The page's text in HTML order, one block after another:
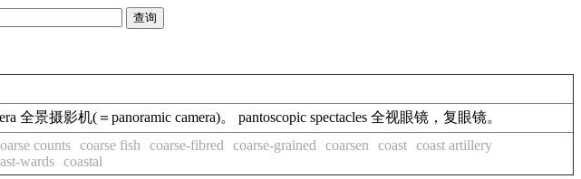
景摄影机(＝panoramic camera)。 pantoscopic spectacles 全视眼镜，复眼镜。
counts coarse fish coarse-fibred coarse-grained coarsen coast coast artillery
wards coastal